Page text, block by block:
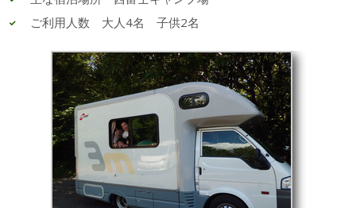
ご利用人数 大人4名 子供2名